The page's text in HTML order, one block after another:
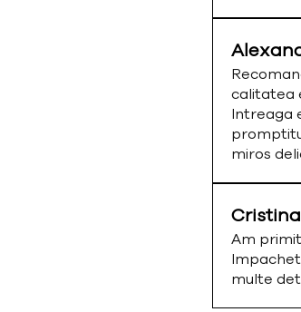
calitatea
Intreaga
miros
Cristina
Am
multe